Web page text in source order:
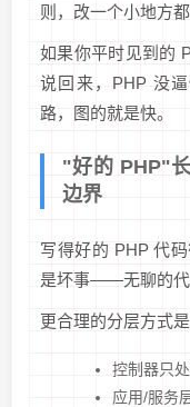
则，改一个小地方都
如果你平时见到的
说回来，PHP 没
路，图的就是快。
"好的 PHP"
边界
写得好的 PHP 代
是坏事——无聊的代
更合理的分层方式是
控制器只
应用/服务